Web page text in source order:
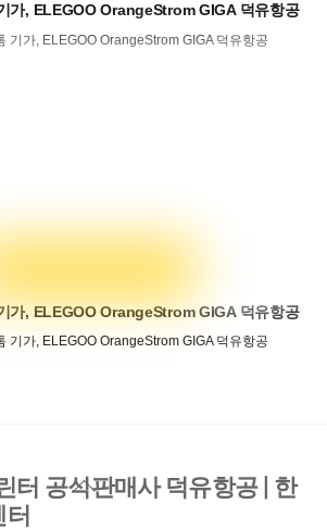
가, ELEGOO OrangeStrom GIGA 덕유항공
기가, ELEGOO OrangeStrom GIGA 덕유항공
가, ELEGOO OrangeStrom GIGA 덕유항공
기가, ELEGOO OrangeStrom GIGA 덕유항공
Back
터 공식판매사 덕유항공 | 한
터